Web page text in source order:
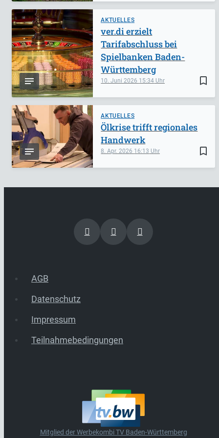
AKTUELLES
bookmark_border
10. Juni 2026 15:34
ver.di erzielt
Tarifabschluss bei
Spielbanken Baden-
Württemberg
AKTUELLES
bookmark_border
8. Apr. 2026 16:13
Ölkrise trifft regionales
Handwerk
AGB
Datenschutz
Impressum
Teilnahmebedingungen
Mitglied der Werbekombi TV Baden-Württemberg